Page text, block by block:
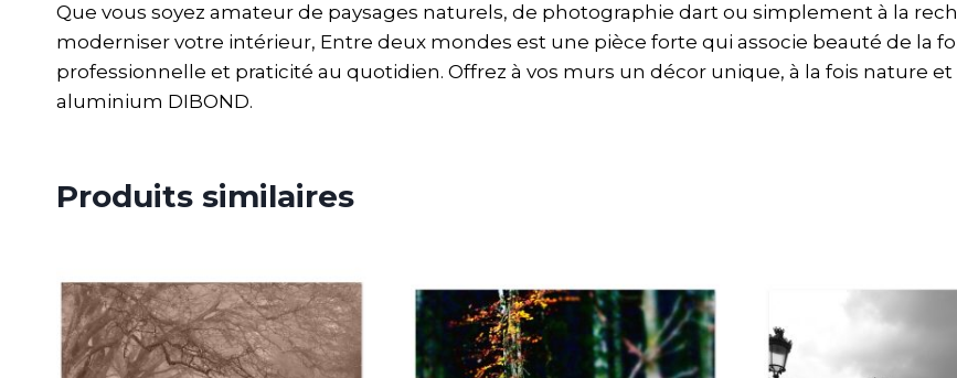
Que vous soyez amateur de paysages naturels, de photographie dart ou simplement à la
moderniser votre intérieur, Entre deux mondes est une pièce forte qui associe beauté de la
professionnelle et praticité au quotidien. Offrez à vos murs un décor unique, à la fois nature
aluminium DIBOND.
Produits similaires